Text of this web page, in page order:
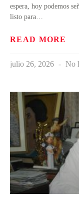
espera, hoy podemos
listo para…
READ MORE
julio 26, 2026 No